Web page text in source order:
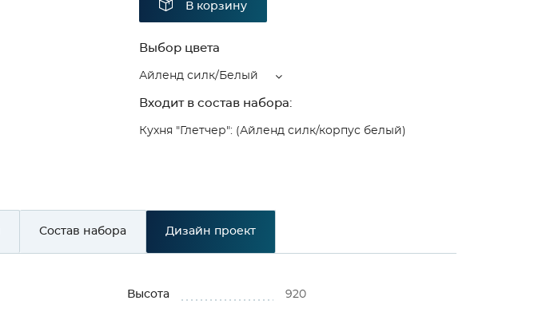
В корзину
Выбор цвета
Айленд силк/Белый
Входит в состав набора:
Кухня "Глетчер": (Айленд силк/корпус белый)
Состав набора Дизайн проект
Высота 920